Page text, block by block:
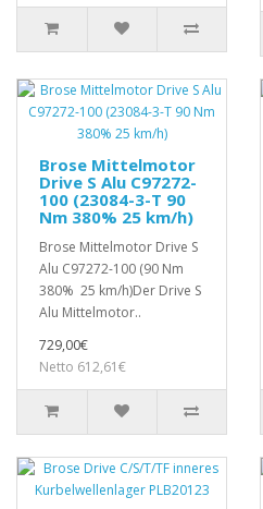
Brose Mittelmotor
Drive S Alu C97272-
100 (23084-3-T 90
Nm 380% 25 km/h)
Brose Mittelmotor Drive S
Alu C97272-100 (90 Nm
380% 25 km/h)Der Drive S
Alu Mittelmotor..
729,00€
Netto 612,61€